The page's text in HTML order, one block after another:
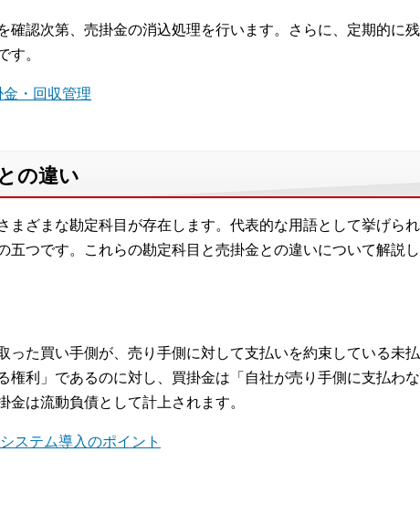
確認次第、売掛金の消込処理を行います。さらに、定期的に
す。
・回収管理
の違い
まざまな勘定科目が存在します。代表的な用語として挙げら
五つです。これらの勘定科目と売掛金との違いについて解説
った買い手側が、売り手側に対して支払いを約束している未
権利」であるのに対し、買掛金は「自社が売り手側に支払わ
は流動負債として計上されます。
ステム導入のポイント